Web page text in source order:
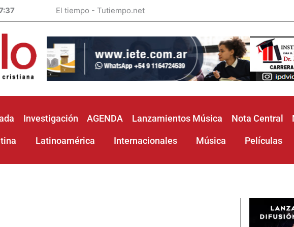
El tiempo - Tutiempo.net
Investigación AGENDA Lanzamientos Música Nota Central
Latinoamérica Internacionales Música Películas